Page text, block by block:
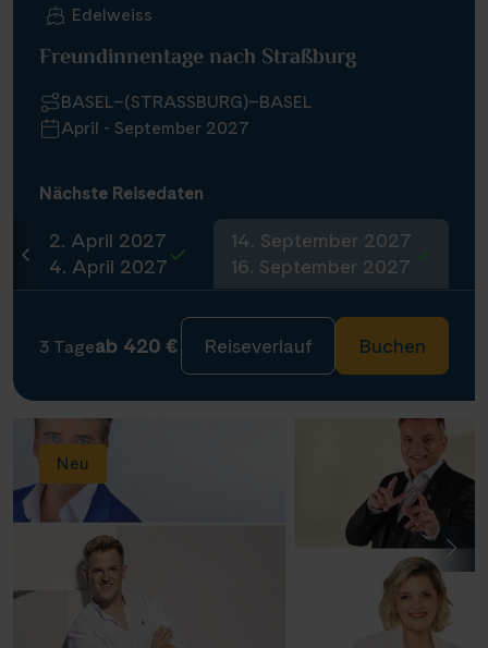
Edelweiss
Freundinnentage nach Straßburg
BASEL–(STRASSBURG)–BASEL
April - September 2027
Nächste Reisedaten
2. April 2027
4. April 2027
14. September 2027
16. September 2027
3 Tageab 420 € Reiseverlauf Buchen
Neu